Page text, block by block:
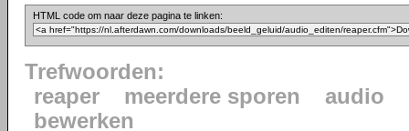
HTML code om naar deze pagina te linken:
Trefwoorden:
reaper
meerdere sporen
audio
bewerken